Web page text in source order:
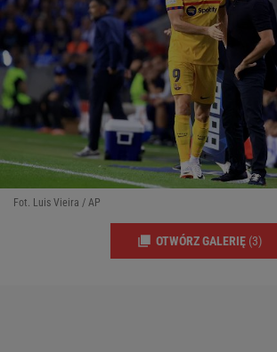
Fot. Luis Vieira / AP
OTWÓRZ GALERIĘ (3)